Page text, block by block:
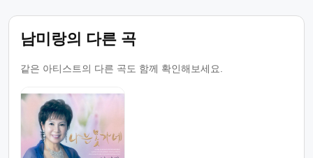
남미랑의 다른 곡
같은 아티스트의 다른 곡도 함께 확인해보세요.